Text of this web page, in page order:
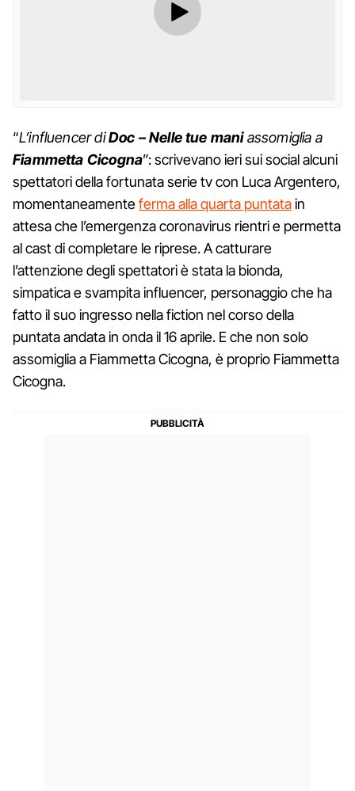
“L’influencer diDoc – Nelle tue maniassomiglia a
Fiammetta Cicogna”: scrivevano ieri sui social alcuni
spettatori della fortunata serie tv con Luca Argentero,
momentaneamenteferma alla quarta puntatain
attesa che l’emergenza coronavirus rientri e permetta
al cast di completare le riprese. A catturare
l’attenzione degli spettatori è stata la bionda,
simpatica e svampita influencer, personaggio che ha
fatto il suo ingresso nella fiction nel corso della
puntata andata in onda il 16 aprile. E che non solo
assomiglia a Fiammetta Cicogna, è proprio Fiammetta
Cicogna.